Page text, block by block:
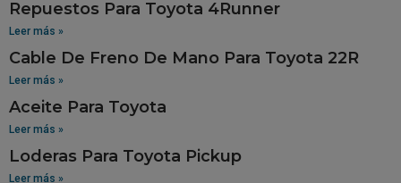
Repuestos Para Toyota 4Runner
Leer más »
Cable De Freno De Mano Para Toyota 22R
Leer más »
Aceite Para Toyota
Leer más »
Loderas Para Toyota Pickup
Leer más »